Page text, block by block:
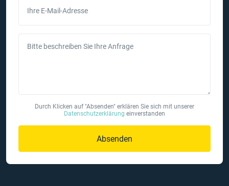
Ihre E-Mail-Adresse
Bitte beschreiben Sie Ihre Anfrage
Durch Klicken auf "Absenden" erklären Sie sich mit unserer
Datenschutzerklärung einverstanden
Absenden